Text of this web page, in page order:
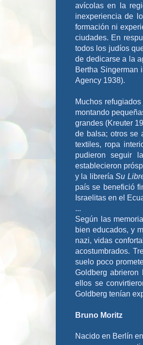
avícolas en la
inexperiencia de
formación ni
ciudades. En
todos los judíos
de dedicarse a la
Bertha Singerman
Agency 1938).
Muchos
montando
grandes (Kreuter
de balsa; otros se
textiles, ropa
pudieron seguir
establecieron
y la libreríaSu
país se benefició
Israelitas en el
...
Según las
bien educados, y
nazi, vidas
acostumbrados.
suelo poco
Goldberg
ellos se
Goldberg tenían
Bruno Moritz
Nacido en Berlín